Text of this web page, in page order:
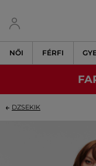
NŐI FÉRFI
DZSEKIK